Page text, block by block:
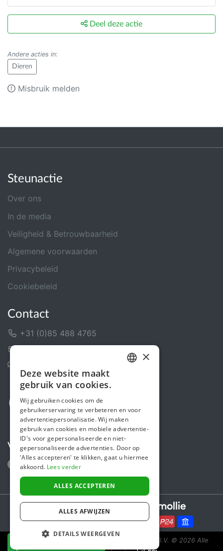
Deel deze actie
Andere acties in:
Dieren
Misbruik melden
Steunactie
Over ons
In de media
Veiligheid & Betrouwbaarheid
Algemene voorwaarden
Privacybeleid
Cookiebeleid
Contact
+31 (0)85 488 4765
Volg ons
Secure payments powered by
Steunactie is een initiatief van Sponsor Europe B.V. © 2026 Alle
ENGLISH
×
Deze website maakt
gebruik van cookies.
Wij gebruiken cookies om de
gebruikerservaring te verbeteren en voor
advertentiepersonalisatie. Wij maken
gebruik van cookies en mobiele advertentie-
ID's voor gepersonaliseerde en niet-
gepersonaliseerde advertenties. Door op
'Alles accepteren' te klikken, gaat u hiermee
akkoord. Lees verder
ALLES ACCEPTEREN
ALLES AFWIJZEN
DETAILS WEERGEVEN